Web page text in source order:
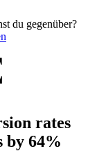
du gegenüber?
rates
by 64%